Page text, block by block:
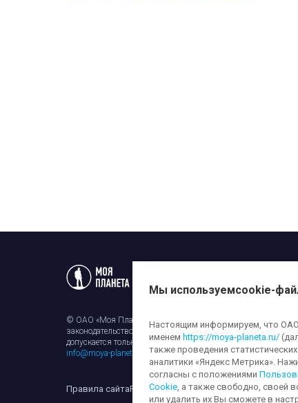
© ОАО «Моя Планета». Все права на любые материалы,
законодательством об авторском праве и смежных
допускается только с разрешения правообладателя и
info@moya-planeta.ru
Правила сайтаРабота с cookie-файламиЗащита
Мы используемcookie-
Настоящим информируем, что ОАО
именем https://moya-planeta.ru/
также проведения
аналитики «Яндекс Метрика».
согласны с положениями
Cookie, а также свободно, своей
или удалить их Вы сможете в